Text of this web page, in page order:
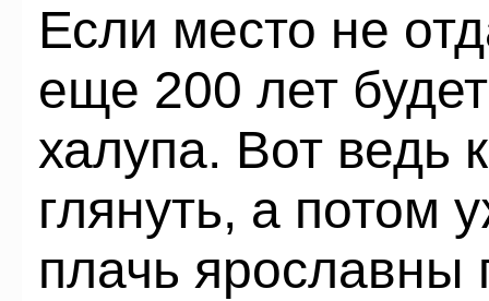
Если место не
еще 200 лет
халупа. Вот ведь
глянуть, а потом
плачь ярославны